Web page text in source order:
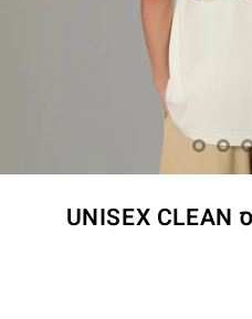
חולצת טי קצרה יוניסקס UNISEX CLEAN